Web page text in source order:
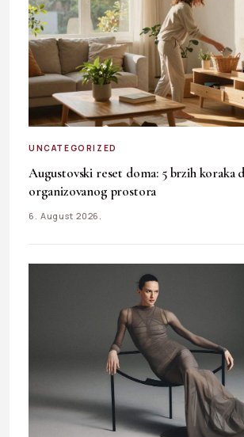
UNCATEGORIZED
Augustovski reset doma: 5 brzih koraka
organizovanog prostora
6. August 2026.